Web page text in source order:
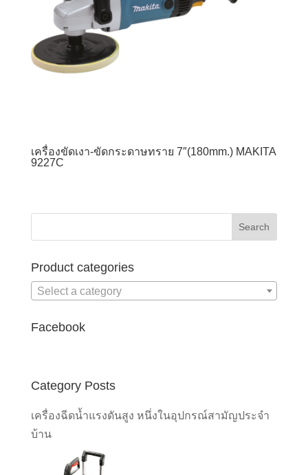
เครื่องขัดเงา-ขัดกระดาษทราย 7″(180mm.) MAKITA
9227C
Product categories
Select a category
Facebook
Category Posts
เครื่องฉีดน้ำแรงดันสูง หนึ่งในอุปกรณ์สามัญประจำ
บ้าน